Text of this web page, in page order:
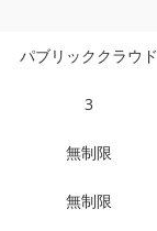
パブリッククラウド
3
無制限
無制限